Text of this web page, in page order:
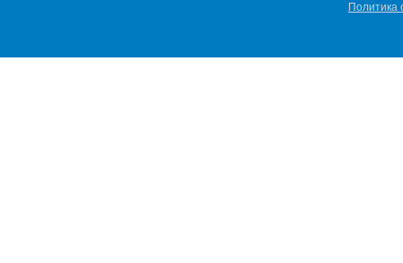
Политика